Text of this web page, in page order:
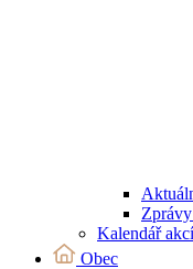
Kalendář akcí
Obec